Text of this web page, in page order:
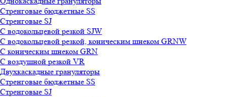
Стренговые бюджетные SS
Стренговые SJ
С водокольцевой резкой SJW
С водокольцевой резкой, коническим шнеком GRNW
С коническим шнеком GRN
С воздушной резкой VR
Двухкаскадные грануляторы
Стренговые бюджетные SS
Стренговые SJ